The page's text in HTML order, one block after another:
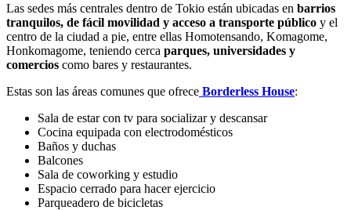
Las sedes más centrales dentro de Tokio están ubicadas en barrios
tranquilos, de fácil movilidad y acceso a transporte público y el
centro de la ciudad a pie, entre ellas Homotensando, Komagome,
Honkomagome, teniendo cerca parques, universidades y
comercios como bares y restaurantes.
Estas son las áreas comunes que ofrece Borderless House:
Sala de estar con tv para socializar y descansar
Cocina equipada con electrodomésticos
Baños y duchas
Balcones
Sala de coworking y estudio
Espacio cerrado para hacer ejercicio
Parqueadero de bicicletas